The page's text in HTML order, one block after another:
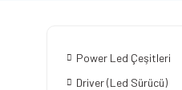
Power Led Çeşitleri
Driver (Led Sürücü)